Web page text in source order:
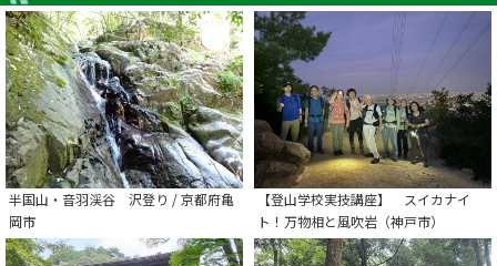
半国山・音羽渓谷 沢登り / 京都府亀
岡市
【登山学校実技講座】 スイカナイ
ト！万物相と風吹岩（神戸市）